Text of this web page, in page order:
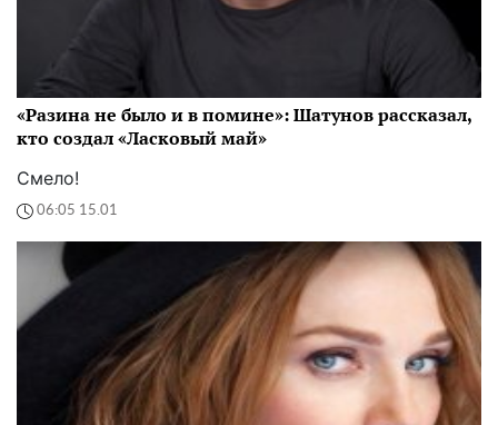
«Разина не было и в помине»: Шатунов рассказал,
кто создал «Ласковый май»
Смело!
06:05 15.01